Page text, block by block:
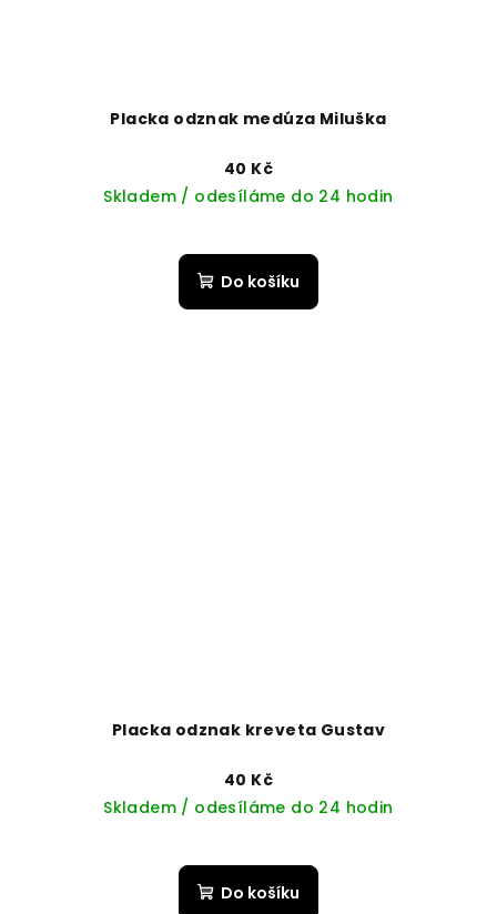
Placka odznak medúza Miluška
40 Kč
Skladem / odesíláme do 24 hodin
Do košíku
Placka odznak kreveta Gustav
40 Kč
Skladem / odesíláme do 24 hodin
Do košíku